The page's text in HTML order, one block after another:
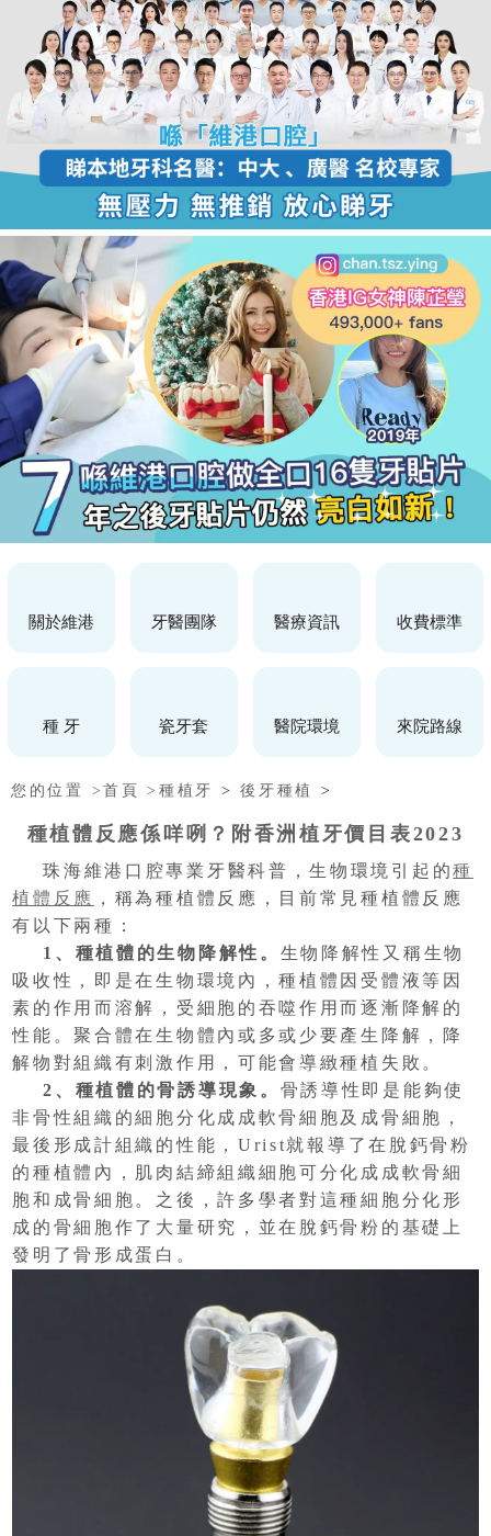
關於維港 牙醫團隊 醫療資訊 收費標準
種 牙 瓷牙套 醫院環境 來院路線
您的位置 >首頁 >種植牙 >後牙種植 >
種植體反應係咩咧？附香洲植牙價目表2023
珠海維港口腔專業牙醫科普，生物環境引起的種
植體反應 ，稱為種植體反應，目前常見種植體反應
有以下兩種：
1 、 種植體的生物降解性 。 生物降解性又稱生物
吸收性，即是在生物環境內，種植體因受體液等因
素的作用而溶解，受細胞的吞噬作用而逐漸降解的
性能。聚合體在生物體內或多或少要產生降解，降
解物對組織有刺激作用，可能會導緻種植失敗。
2、種植體的骨誘導現象。 骨誘導性即是能夠使
非骨性組織的細胞分化成成軟骨細胞及成骨細胞，
最後形成計組織的性能，Urist就報導了在脫鈣骨粉
的種植體內，肌肉結締組織細胞可分化成成軟骨細
胞和成骨細胞。之後，許多學者對這種細胞分化形
成的骨細胞作了大量研究，並在脫鈣骨粉的基礎上
發明了骨形成蛋白。